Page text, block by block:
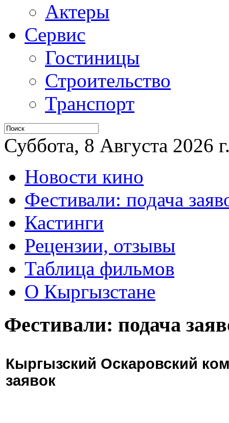
Актеры
Сервис
Гостиницы
Строительство
Транспорт
Суббота, 8 Августа 2026
Новости кино
Фестивали: подача
Кастинги
Рецензии, отзывы
Таблица фильмов
О Кыргызстане
Фестивали: подача
Кыргызский Оскаровский
заявок